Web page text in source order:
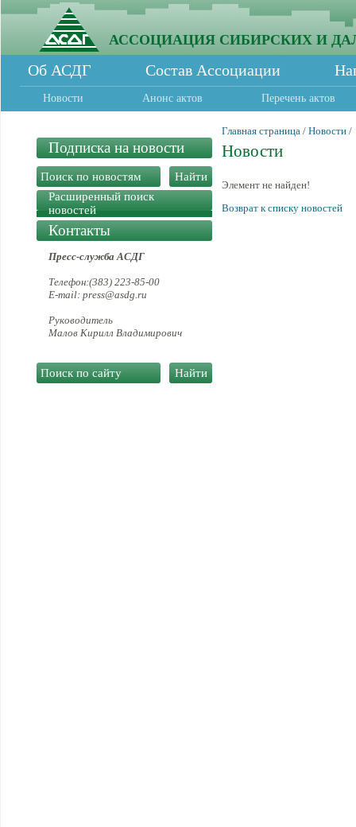
АССОЦИАЦИЯ СИБИРСКИХ И
Об АСДГ Состав Ассоциации
Новости Анонс актов Перечень актов
Подписка на новости
Расширенный поиск
новостей
Контакты
Пресс-служба АСДГ
Телефон:(383) 223-85-00
E-mail: press@asdg.ru
Руководитель
Малов Кирилл Владимирович
Главная страница / Новости /
Новости
Элемент не найден!
Возврат к списку новостей